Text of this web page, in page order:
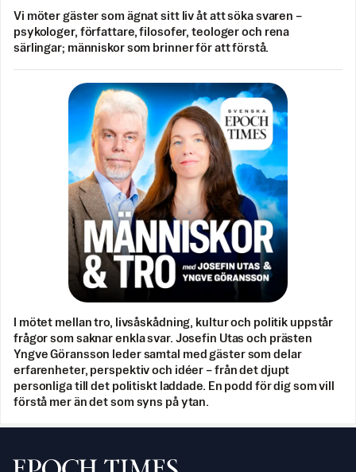
Vi möter gäster som ägnat sitt liv åt att söka svaren –
psykologer, författare, filosofer, teologer och rena
särlingar; människor som brinner för att förstå.
I mötet mellan tro, livsåskådning, kultur och politik uppstår
frågor som saknar enkla svar. Josefin Utas och prästen
Yngve Göransson leder samtal med gäster som delar
erfarenheter, perspektiv och idéer – från det djupt
personliga till det politiskt laddade. En podd för dig som vill
förstå mer än det som syns på ytan.
Svenska Epoch Times